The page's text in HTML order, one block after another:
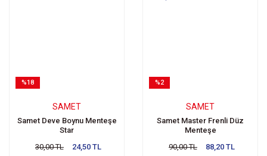
%18
SAMET
Samet Deve Boynu Menteşe
Star
30,00 TL
24,50 TL
%2
SAMET
Samet Master Frenli Düz
Menteşe
90,00 TL
88,20 TL